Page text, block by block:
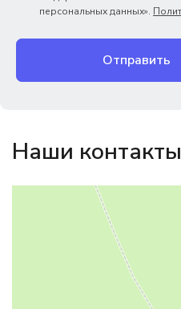
персональных данных».
Отправить
Наши контакты
Магазин резинотехники
Резиновые и резинотехнические
Садовый инвентарь и техника в